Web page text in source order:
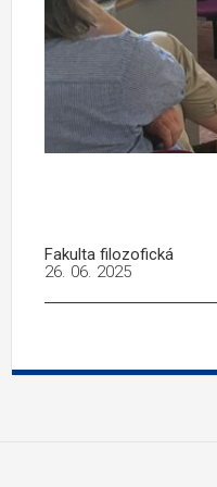
Fakulta filozofická
26. 06. 2025